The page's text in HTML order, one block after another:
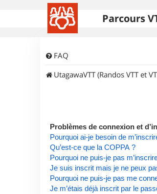
Parcours
FAQ
UtagawaVTT (Randos VTT et
Problèmes de connexion et
Pourquoi ai-je besoin de
Qu’est-ce que la COPPA ?
Pourquoi ne puis-je pas
Je suis inscrit mais je ne peux
Pourquoi ne puis-je pas me
Je m’étais déjà inscrit par le